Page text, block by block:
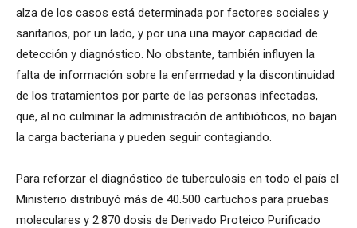
alza de los casos está determinada por factores sociales y
sanitarios, por un lado, y por una una mayor capacidad de
detección y diagnóstico. No obstante, también influyen la
falta de información sobre la enfermedad y la discontinuidad
de los tratamientos por parte de las personas infectadas,
que, al no culminar la administración de antibióticos, no bajan
la carga bacteriana y pueden seguir contagiando.
Para reforzar el diagnóstico de tuberculosis en todo el país el
Ministerio distribuyó más de 40.500 cartuchos para pruebas
moleculares y 2.870 dosis de Derivado Proteico Purificado